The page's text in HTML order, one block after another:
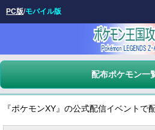
配布ポケモン一
『ポケモンXY』の公式配信イベントで
PC版/モバイル版